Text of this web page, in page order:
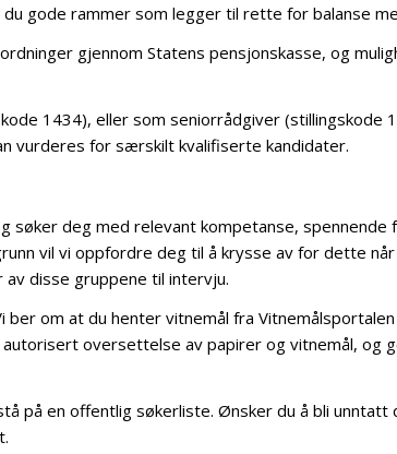
gode rammer som legger til rette for balanse
gjennom Statens pensjonskasse, og
1434), eller som seniorrådgiver
vurderes for særskilt kvalifiserte kandidater.
søker deg med relevant kompetanse,
vil vi oppfordre deg til å krysse av for dette
disse gruppene til intervju.
ber om at du henter vitnemål fra
oversettelse av papirer og vitnemål, og
på en offentlig søkerliste. Ønsker du å bli